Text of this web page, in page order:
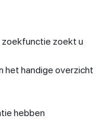
zoekfunctie zoekt u
het handige overzicht
hebben